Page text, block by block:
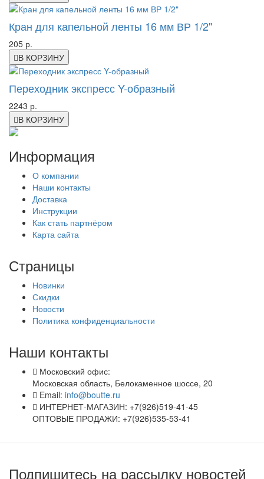
Кран для капельной ленты 16 мм ВР 1/2"
205 р.
В КОРЗИНУ
Переходник экспресс Y-образный
2243 р.
В КОРЗИНУ
Информация
О компании
Наши контакты
Доставка
Инструкции
Как стать партнёром
Карта сайта
Страницы
Новинки
Скидки
Новости
Политика конфиденциальности
Наши контакты
Московский офис:
Московская область, Белокаменное шоссе, 20
Email: info@boutte.ru
ИНТЕРНЕТ-МАГАЗИН: +7(926)519-41-45
ОПТОВЫЕ ПРОДАЖИ: +7(926)535-53-41
Подпишитесь на рассылку новостей